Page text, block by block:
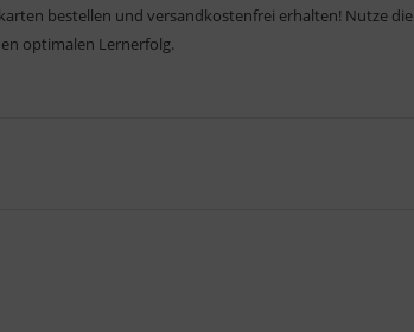
bestellen und versandkostenfrei erhalten! Nutze die
optimalen Lernerfolg.